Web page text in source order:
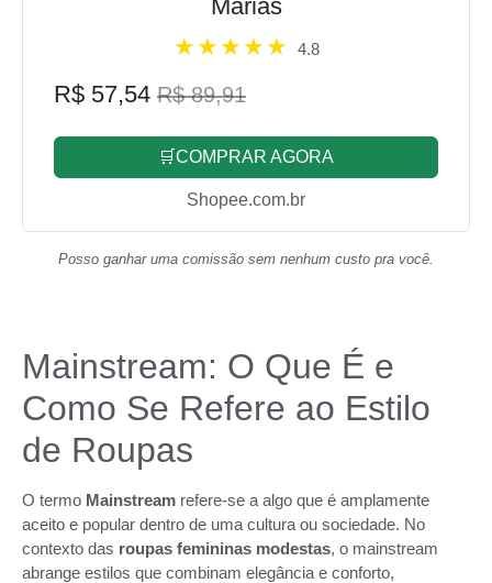
Marias
4.8
R$ 57,54 R$ 89,91
🛒COMPRAR AGORA
Shopee.com.br
Posso ganhar uma comissão sem nenhum custo pra você.
Mainstream: O Que É e
Como Se Refere ao Estilo
de Roupas
O termo Mainstream refere-se a algo que é amplamente
aceito e popular dentro de uma cultura ou sociedade. No
contexto das roupas femininas modestas, o mainstream
abrange estilos que combinam elegância e conforto,